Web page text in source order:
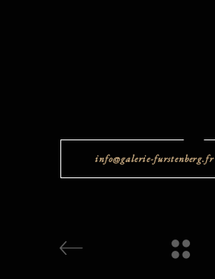
info@galerie-furstenberg.fr